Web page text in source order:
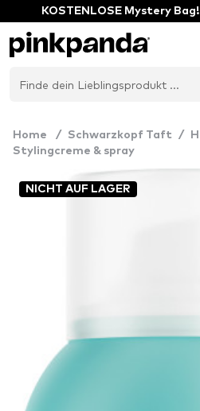
KOSTENLOSE Mystery
Home / Schwarzkopf Taft /
Stylingcreme & spray
NICHT AUF LAGER